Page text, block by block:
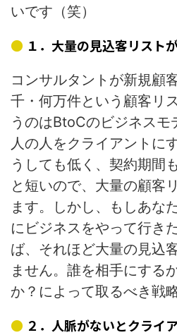
いです（笑）
１．大量の見込客リスト
コンサルタントが新規顧
千・何万件という顧客リ
うのはBtoCのビジネスモ
人の人をクライアントに
うしても低く、契約期間
と短いので、大量の顧客
ます。しかし、もしあな
にビジネスをやって行き
ば、それほど大量の見込
ません。誰を相手にする
か？によって取るべき戦
２．人脈がないとクライ